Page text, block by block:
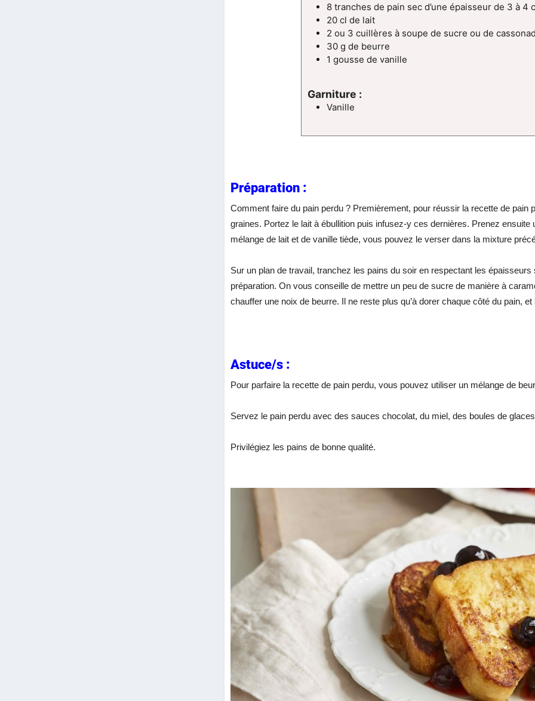
8 tranches de pain sec d’une épaisseur de 3 à 4
20 cl de lait
2 ou 3 cuillères à soupe de sucre ou de
30 g de beurre
1 gousse de vanille
Garniture :
Vanille
Préparation :
Comment faire du pain perdu ? Premièrement, pour réussir la recette de pain
graines. Portez le lait à ébullition puis infusez-y ces dernières. Prenez
mélange de lait et de vanille tiède, vous pouvez le verser dans la mixture
Sur un plan de travail, tranchez les pains du soir en respectant les
préparation. On vous conseille de mettre un peu de sucre de manière à
chauffer une noix de beurre. Il ne reste plus qu’à dorer chaque côté du pain, et
Astuce/s :
Pour parfaire la recette de pain perdu, vous pouvez utiliser un mélange de
Servez le pain perdu avec des sauces chocolat, du miel, des boules de
Privilégiez les pains de bonne qualité.